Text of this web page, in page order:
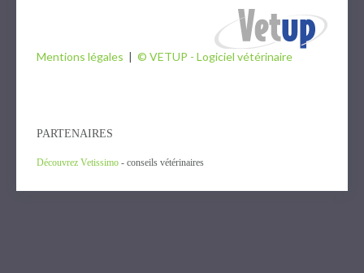
Mentions légales | © VETUP - Logiciel vétérinaire
PARTENAIRES
Découvrez Vetissimo - conseils vétérinaires